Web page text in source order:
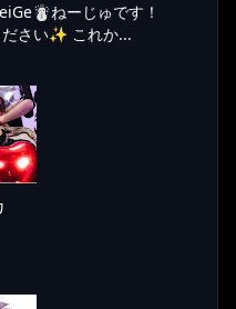
ねーじゅです！
ださい✨ これか...